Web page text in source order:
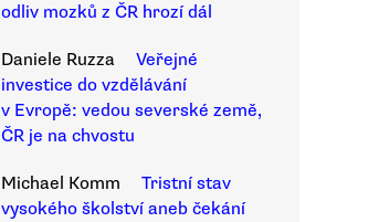
odliv mozků z ČR hrozí dál
Daniele Ruzza
Veřejné
investice do vzdělávání
v Evropě: vedou severské země,
ČR je na chvostu
Michael Komm
Tristní stav
vysokého školství aneb čekání